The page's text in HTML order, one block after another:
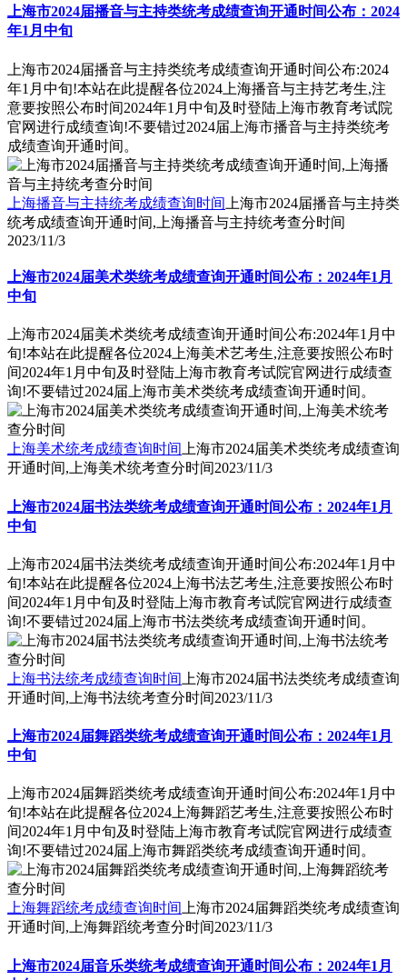
上海市2024届播音与主持类统考成绩查询开通时间公布：2024
年1月中旬
上海市2024届播音与主持类统考成绩查询开通时间公布:2024
年1月中旬!本站在此提醒各位2024上海播音与主持艺考生,注
意要按照公布时间2024年1月中旬及时登陆上海市教育考试院
官网进行成绩查询!不要错过2024届上海市播音与主持类统考
成绩查询开通时间。
上海播音与主持统考成绩查询时间 上海市2024届播音与主持类
统考成绩查询开通时间,上海播音与主持统考查分时间
2023/11/3
上海市2024届美术类统考成绩查询开通时间公布：2024年1月
中旬
上海市2024届美术类统考成绩查询开通时间公布:2024年1月中
旬!本站在此提醒各位2024上海美术艺考生,注意要按照公布时
间2024年1月中旬及时登陆上海市教育考试院官网进行成绩查
询!不要错过2024届上海市美术类统考成绩查询开通时间。
上海美术统考成绩查询时间 上海市2024届美术类统考成绩查询
开通时间,上海美术统考查分时间2023/11/3
上海市2024届书法类统考成绩查询开通时间公布：2024年1月
中旬
上海市2024届书法类统考成绩查询开通时间公布:2024年1月中
旬!本站在此提醒各位2024上海书法艺考生,注意要按照公布时
间2024年1月中旬及时登陆上海市教育考试院官网进行成绩查
询!不要错过2024届上海市书法类统考成绩查询开通时间。
上海书法统考成绩查询时间 上海市2024届书法类统考成绩查询
开通时间,上海书法统考查分时间2023/11/3
上海市2024届舞蹈类统考成绩查询开通时间公布：2024年1月
中旬
上海市2024届舞蹈类统考成绩查询开通时间公布:2024年1月中
旬!本站在此提醒各位2024上海舞蹈艺考生,注意要按照公布时
间2024年1月中旬及时登陆上海市教育考试院官网进行成绩查
询!不要错过2024届上海市舞蹈类统考成绩查询开通时间。
上海舞蹈统考成绩查询时间 上海市2024届舞蹈类统考成绩查询
开通时间,上海舞蹈统考查分时间2023/11/3
上海市2024届音乐类统考成绩查询开通时间公布：2024年1月